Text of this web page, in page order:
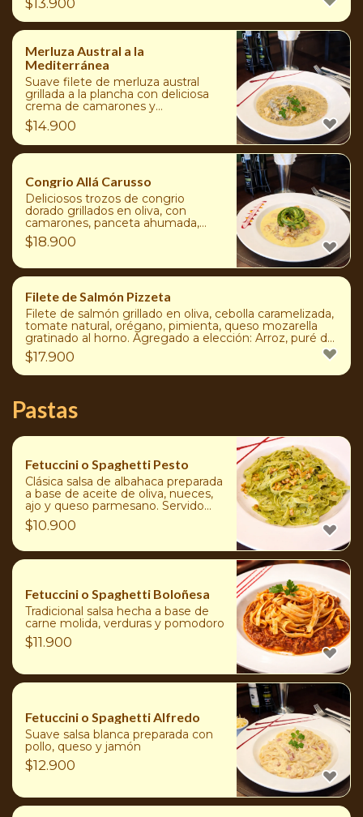
$13.900
Merluza Austral a la
Mediterránea
Suave filete de merluza austral
grillada a la plancha con deliciosa
crema de camarones y
champiñones con un toque de
queso parmesano acompañado de
agregado a elección: Arroz, puré
de papas, papas duquesas,
$14.900
Congrio Allá Carusso
Deliciosos trozos de congrio
dorado grillados en oliva, con
camarones, panceta ahumada,
crema y bocaditos de palta.
Agregado a elección: Arroz, puré
ensaladas surtidas o papas fritas
$18.900
Filete de Salmón Pizzeta
Filete de salmón grillado en oliva, cebolla caramelizada,
tomate natural, orégano, pimienta, queso mozarella
gratinado al horno. Agregado a elección: Arroz, puré de
papas, papas duquesas, ensaladas surtidas o papas
fritas
$17.900
Pastas
Fetuccini o Spaghetti Pesto
Clásica salsa de albahaca preparada
a base de aceite de oliva, nueces,
ajo y queso parmesano. Servido
con un toque de nueces trituradas
$10.900
Fetuccini o Spaghetti Boloñesa
Tradicional salsa hecha a base de
carne molida, verduras y pomodoro
$11.900
Fetuccini o Spaghetti Alfredo
Suave salsa blanca preparada con
pollo, queso y jamón
$12.900